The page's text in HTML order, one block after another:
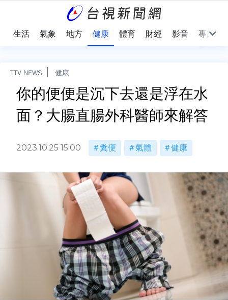
生活 氣象 地方 健康 體育 財經 影音 專題
TTV NEWS 健康
你的便便是沉下去還是浮在水
面？大腸直腸外科醫師來解答
2023.10.25 15:00 糞便 氣體 健康